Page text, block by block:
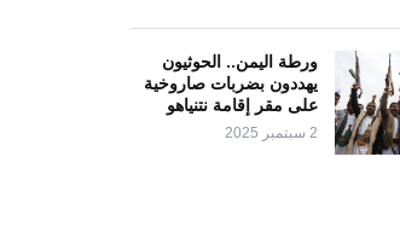
ورطة اليمن.. الحوثيون
يهددون بضربات صاروخية
على مقر إقامة نتنياهو
2 سبتمبر 2025